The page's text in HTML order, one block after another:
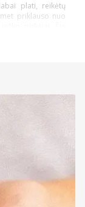
plati, reikėtų
priklauso nuo
kiekvienam
kad įsigytų
aprašymą,
po prekių
komanda,
klausimu;
dėmesį į